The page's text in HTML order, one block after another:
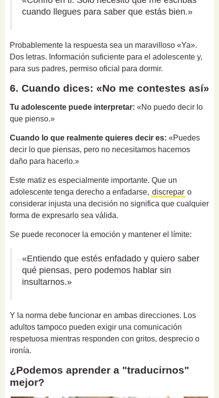
cuando llegues para saber que estás bien.»
Probablemente la respuesta sea un maravilloso «Ya».
Dos letras. Información suficiente para el adolescente y,
para sus padres, permiso oficial para dormir.
6. Cuando dices: «No me contestes así»
Tu adolescente puede interpretar: «No puedo decir lo
que pienso.»
Cuando lo que realmente quieres decir es: «Puedes
decir lo que piensas, pero no necesitamos hacernos
daño para hacerlo.»
Este matiz es especialmente importante. Que un
adolescente tenga derecho a enfadarse, discrepar o
considerar injusta una decisión no significa que cualquier
forma de expresarlo sea válida.
Se puede reconocer la emoción y mantener el límite:
«Entiendo que estés enfadado y quiero saber
qué piensas, pero podemos hablar sin
insultarnos.»
Y la norma debe funcionar en ambas direcciones. Los
adultos tampoco pueden exigir una comunicación
respetuosa mientras responden con gritos, desprecio o
ironía.
¿Podemos aprender a "traducirnos"
mejor?